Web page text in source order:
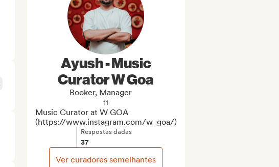
Ayush - Music
Curator W Goa
Booker, Manager
11
Music Curator at W GOA
(https://www.instagram.com/w_goa/)
Respostas dadas
37
Ver curadores semelhantes